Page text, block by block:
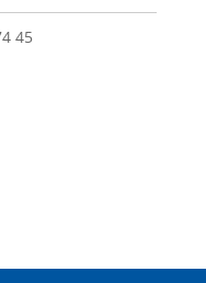
45